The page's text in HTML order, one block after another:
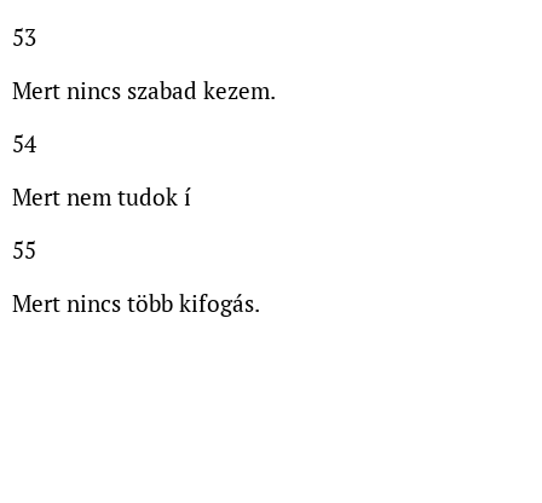
53
Mert nincs szabad kezem.
54
Mert nem tudok í
55
Mert nincs több kifogás.